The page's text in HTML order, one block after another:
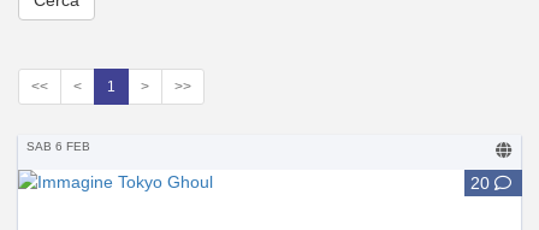
<< < 1 > >>
SAB 6 FEB
20